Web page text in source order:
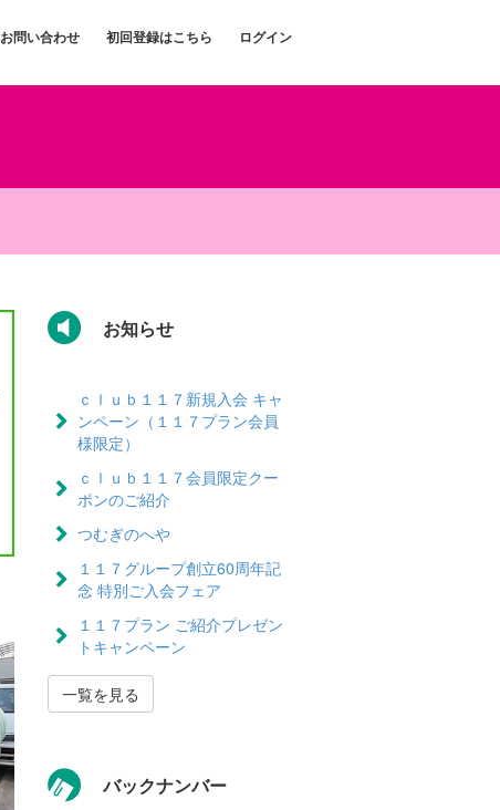
お問い合わせ 初回登録はこちら ログイン
お知らせ
ｃｌｕｂ１１７新規入会 キャ
ンペーン（１１７プラン会員
様限定）
ｃｌｕｂ１１７会員限定クー
ポンのご紹介
つむぎのへや
１１７グループ創立60周年記
念 特別ご入会フェア
１１７プラン ご紹介プレゼン
トキャンペーン
一覧を見る
バックナンバー